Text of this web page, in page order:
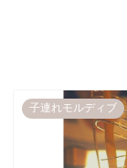
子連れモルディブ